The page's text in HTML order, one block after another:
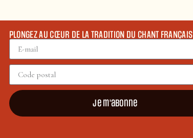
PLONGEZ AU CŒUR DE LA TRADITION DU CHANT FRANÇAIS
Je m'abonne